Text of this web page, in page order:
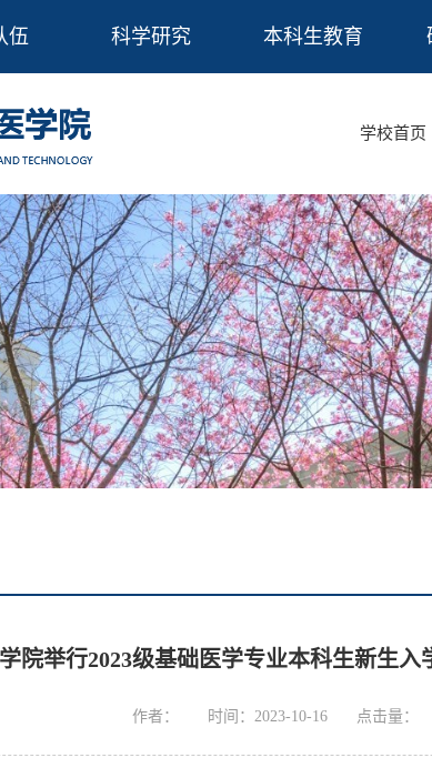
伍 科学研究 本科生教育
学校首页
院举行2023级基础医学专业本科生新生
作者： 时间：2023-10-16 点击量：